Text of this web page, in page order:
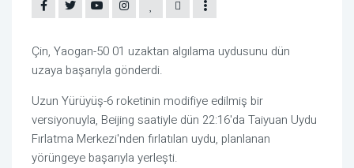
Çin, Yaogan-50 01 uzaktan algılama uydusunu dün
uzaya başarıyla gönderdi.
Uzun Yürüyüş-6 roketinin modifiye edilmiş bir
versiyonuyla, Beijing saatiyle dün 22:16'da Taiyuan Uydu
Fırlatma Merkezi'nden fırlatılan uydu, planlanan
yörüngeye başarıyla yerleşti.